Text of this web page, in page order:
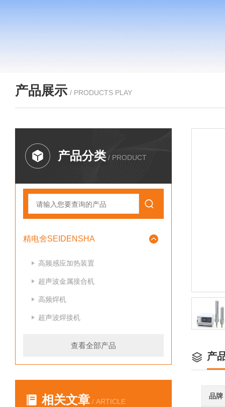
产品展示 / PRODUCTS PLAY
产品分类 / PRODUCT
精电舍SEIDENSHA
高频感应加热装置
超声波金属接合机
高频焊机
超声波焊接机
查看全部产品
相关文章 / ARTICLE
产
品牌